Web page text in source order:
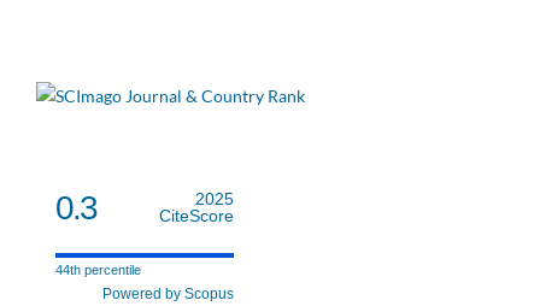
0.3
2025
CiteScore
44th percentile
Powered by Scopus